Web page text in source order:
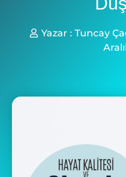
Yazar : Tuncay